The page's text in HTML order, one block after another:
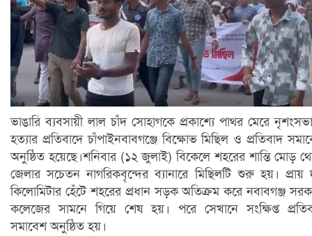
ভাঙারি ব্যবসায়ী লাল চাঁদ সোহাগকে প্রকাশ্যে পাথর মেরে
হত্যার প্রতিবাদে চাঁপাইনবাবগঞ্জে বিক্ষোভ মিছিল ও প্রতিবাদ
অনুষ্ঠিত হয়েছে।শনিবার (১২ জুলাই) বিকেলে শহরের শান্তি মোড়
জেলার সচেতন নাগরিকবৃন্দের ব্যানারে মিছিলটি শুরু হয়। প্রায়
কিলোমিটার হেঁটে শহরের প্রধান সড়ক অতিক্রম করে নবাবগঞ্জ
কলেজের সামনে গিয়ে শেষ হয়। পরে সেখানে সংক্ষিপ্ত
সমাবেশ অনুষ্ঠিত হয়।